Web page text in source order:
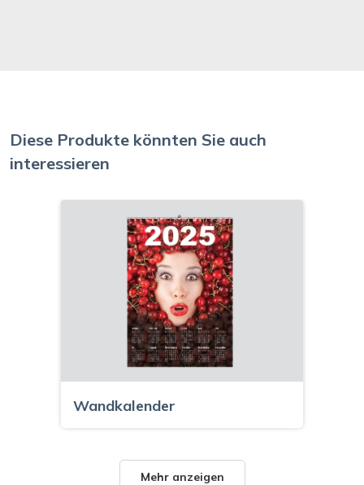
Diese Produkte könnten Sie auch
interessieren
Wandkalender
Mehr anzeigen